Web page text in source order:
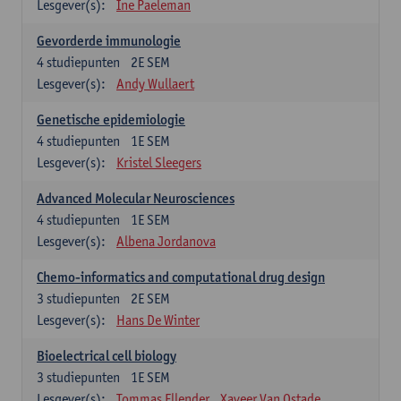
Lesgever(s):
Ine Paeleman
Gevorderde immunologie
2E SEM
4studiepunten
Lesgever(s):
Andy Wullaert
Genetische epidemiologie
1E SEM
4studiepunten
Lesgever(s):
Kristel Sleegers
Advanced Molecular Neurosciences
1E SEM
4studiepunten
Lesgever(s):
Albena Jordanova
Chemo-informatics and computational drug design
2E SEM
3 studiepunten
Lesgever(s):
Hans De Winter
Bioelectrical cell biology
1E SEM
3 studiepunten